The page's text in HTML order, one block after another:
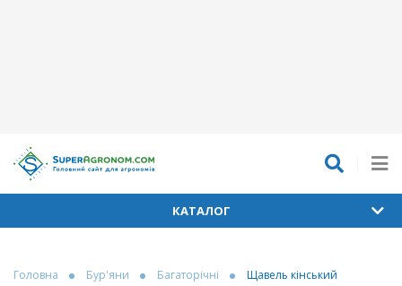
КАТАЛОГ
Головна Бур'яни Багаторічні Щавель кінський